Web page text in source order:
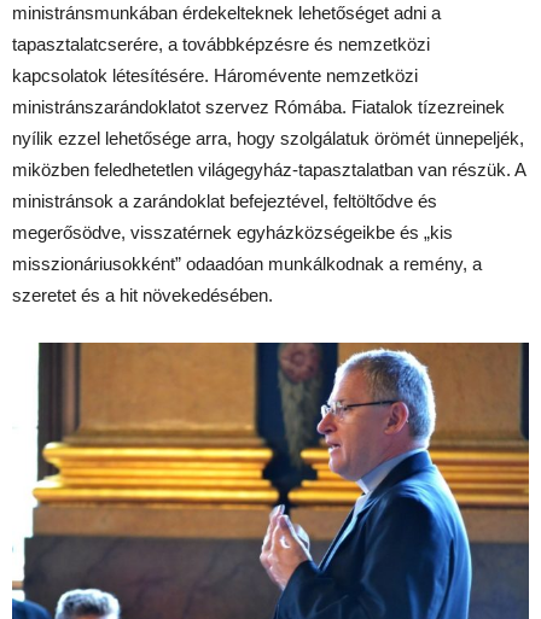
ministránsmunkában érdekelteknek lehetőséget adni a
tapasztalatcserére, a továbbképzésre és nemzetközi
kapcsolatok létesítésére. Háromévente nemzetközi
ministránszarándoklatot szervez Rómába. Fiatalok tízezreinek
nyílik ezzel lehetősége arra, hogy szolgálatuk örömét ünnepeljék,
miközben feledhetetlen világegyház-tapasztalatban van részük. A
ministránsok a zarándoklat befejeztével, feltöltődve és
megerősödve, visszatérnek egyházközségeikbe és „kis
misszionáriusokként” odaadóan munkálkodnak a remény, a
szeretet és a hit növekedésében.